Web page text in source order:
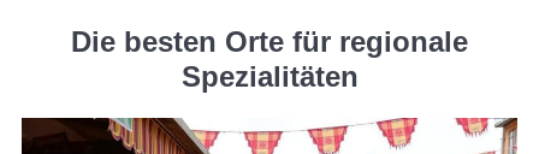
Die besten Orte für regionale
Spezialitäten